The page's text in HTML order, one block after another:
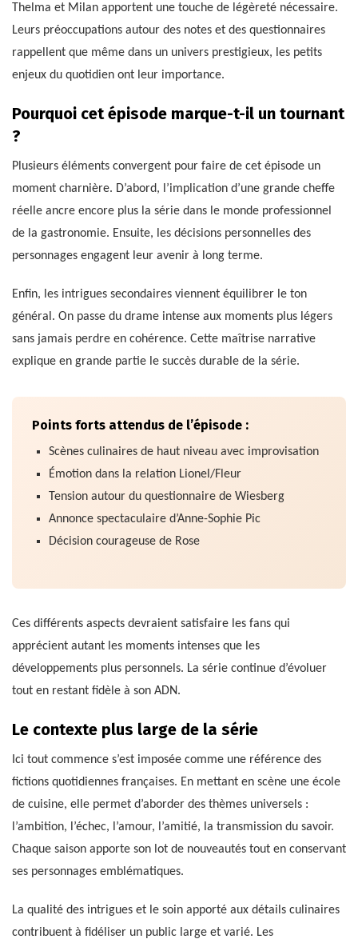
Thelma et Milan apportent une touche de légèreté nécessaire.
Leurs préoccupations autour des notes et des questionnaires
rappellent que même dans un univers prestigieux, les petits
enjeux du quotidien ont leur importance.
Pourquoi cet épisode marque-t-il un tournant
?
Plusieurs éléments convergent pour faire de cet épisode un
moment charnière. D’abord, l’implication d’une grande cheffe
réelle ancre encore plus la série dans le monde professionnel
de la gastronomie. Ensuite, les décisions personnelles des
personnages engagent leur avenir à long terme.
Enfin, les intrigues secondaires viennent équilibrer le ton
général. On passe du drame intense aux moments plus légers
sans jamais perdre en cohérence. Cette maîtrise narrative
explique en grande partie le succès durable de la série.
Points forts attendus de l’épisode :
Scènes culinaires de haut niveau avec improvisation
Émotion dans la relation Lionel/Fleur
Tension autour du questionnaire de Wiesberg
Annonce spectaculaire d’Anne-Sophie Pic
Décision courageuse de Rose
Ces différents aspects devraient satisfaire les fans qui
apprécient autant les moments intenses que les
développements plus personnels. La série continue d’évoluer
tout en restant fidèle à son ADN.
Le contexte plus large de la série
Ici tout commence s’est imposée comme une référence des
fictions quotidiennes françaises. En mettant en scène une école
de cuisine, elle permet d’aborder des thèmes universels :
l’ambition, l’échec, l’amour, l’amitié, la transmission du savoir.
Chaque saison apporte son lot de nouveautés tout en conservant
ses personnages emblématiques.
La qualité des intrigues et le soin apporté aux détails culinaires
contribuent à fidéliser un public large et varié. Les